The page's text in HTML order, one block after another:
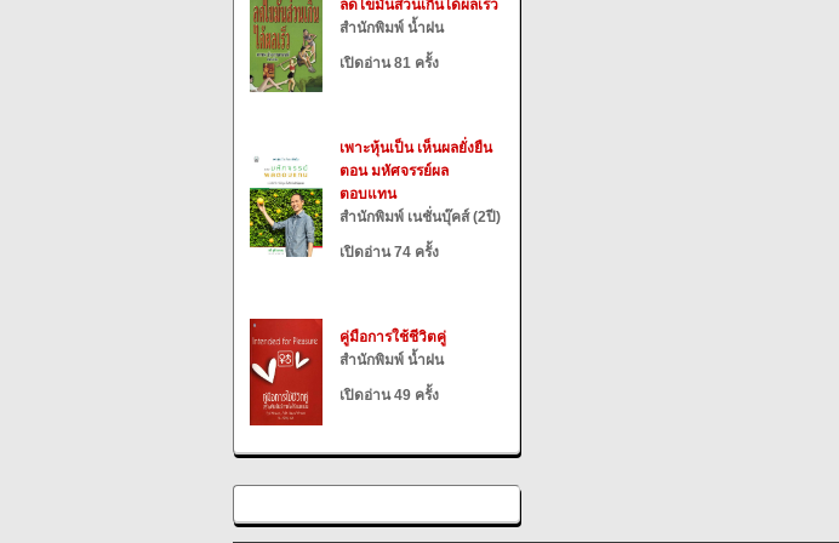
ลดไขมันส่วนเกินได้ผลเร็ว
สำนักพิมพ์ น้ำฝน
เปิดอ่าน 81 ครั้ง
เพาะหุ้นเป็น เห็นผลยั่งยืน
ตอน มหัศจรรย์ผล
ตอบแทน
สำนักพิมพ์ เนชั่นบุ๊คส์ (2ปี)
เปิดอ่าน 74 ครั้ง
คู่มือการใช้ชีวิตคู่
สำนักพิมพ์ น้ำฝน
เปิดอ่าน 49 ครั้ง